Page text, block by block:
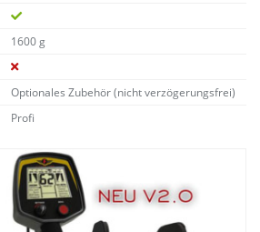
1600 g
Optionales Zubehör (nicht verzögerungsfrei)
Profi